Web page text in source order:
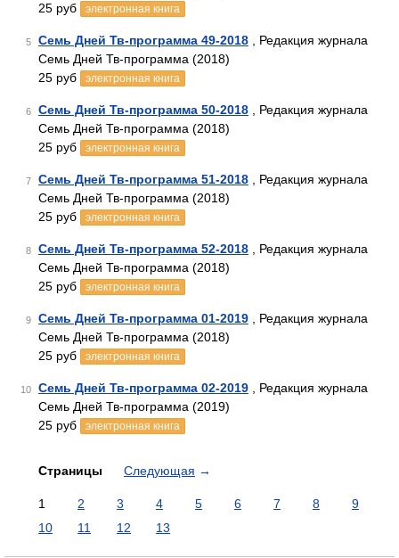
25 руб
электронная книга
5 Семь Дней Тв-программа 49-2018 , Редакция журнала
Семь Дней Тв-программа (2018)
25 руб
электронная книга
6 Семь Дней Тв-программа 50-2018 , Редакция журнала
Семь Дней Тв-программа (2018)
25 руб
электронная книга
7 Семь Дней Тв-программа 51-2018 , Редакция журнала
Семь Дней Тв-программа (2018)
25 руб
электронная книга
8 Семь Дней Тв-программа 52-2018 , Редакция журнала
Семь Дней Тв-программа (2018)
25 руб
электронная книга
9 Семь Дней Тв-программа 01-2019 , Редакция журнала
Семь Дней Тв-программа (2018)
25 руб
электронная книга
10 Семь Дней Тв-программа 02-2019 , Редакция журнала
Семь Дней Тв-программа (2019)
25 руб
электронная книга
Страницы Следующая →
1 2 3 4 5 6 7 8
9
10
11 12 13